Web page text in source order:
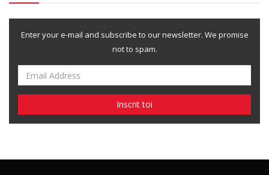
Enter your e-mail and subscribe to our newsletter. We promise
not to spam.